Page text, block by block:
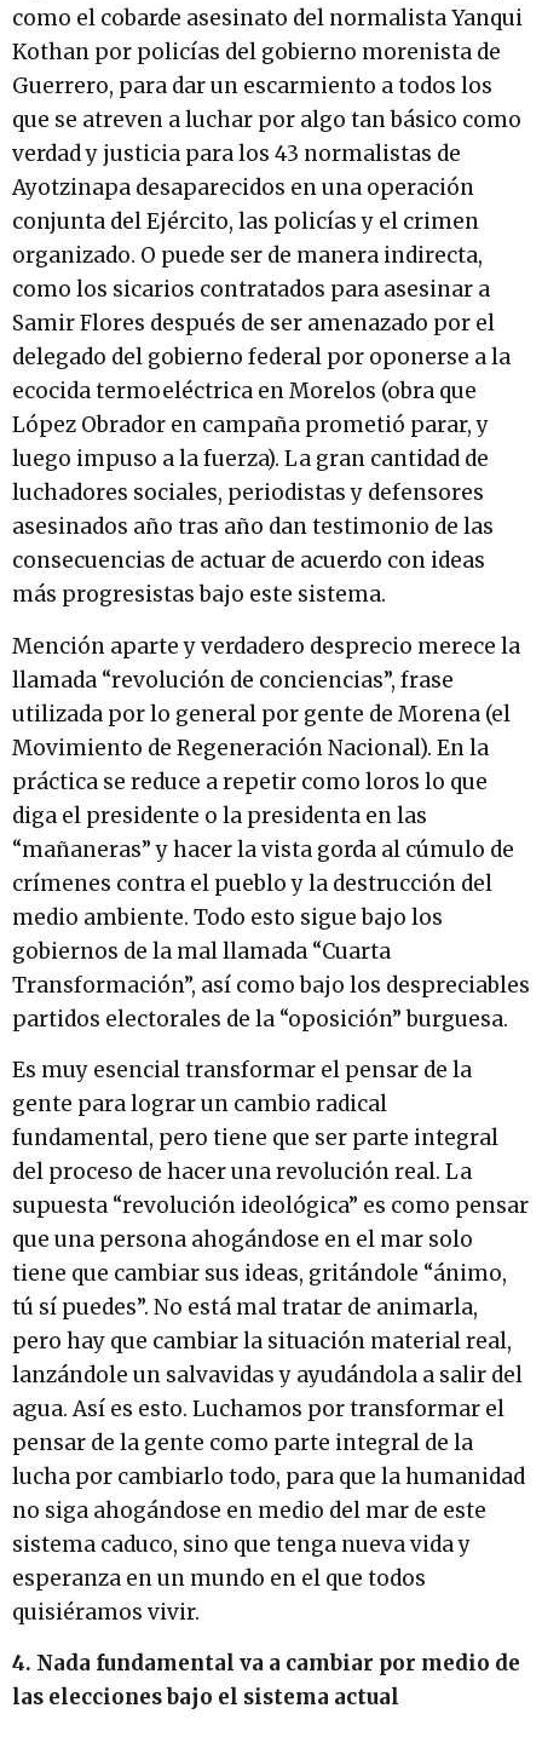
como el cobarde asesinato del normalista Yanqui
Kothan por policías del gobierno morenista de
Guerrero, para dar un escarmiento a todos los
que se atreven a luchar por algo tan básico como
verdad y justicia para los 43 normalistas de
Ayotzinapa desaparecidos en una operación
conjunta del Ejército, las policías y el crimen
organizado. O puede ser de manera indirecta,
como los sicarios contratados para asesinar a
Samir Flores después de ser amenazado por el
delegado del gobierno federal por oponerse a la
ecocida termoeléctrica en Morelos (obra que
López Obrador en campaña prometió parar, y
luego impuso a la fuerza). La gran cantidad de
luchadores sociales, periodistas y defensores
asesinados año tras año dan testimonio de las
consecuencias de actuar de acuerdo con ideas
más progresistas bajo este sistema.
Mención aparte y verdadero desprecio merece la
llamada “revolución de conciencias”, frase
utilizada por lo general por gente de Morena (el
Movimiento de Regeneración Nacional). En la
práctica se reduce a repetir como loros lo que
diga el presidente o la presidenta en las
“mañaneras” y hacer la vista gorda al cúmulo de
crímenes contra el pueblo y la destrucción del
medio ambiente. Todo esto sigue bajo los
gobiernos de la mal llamada “Cuarta
Transformación”, así como bajo los despreciables
partidos electorales de la “oposición” burguesa.
Es muy esencial transformar el pensar de la
gente para lograr un cambio radical
fundamental, pero tiene que ser parte integral
del proceso de hacer una revolución real. La
supuesta “revolución ideológica” es como pensar
que una persona ahogándose en el mar solo
tiene que cambiar sus ideas, gritándole “ánimo,
tú sí puedes”. No está mal tratar de animarla,
pero hay que cambiar la situación material real,
lanzándole un salvavidas y ayudándola a salir del
agua. Así es esto. Luchamos por transformar el
pensar de la gente como parte integral de la
lucha por cambiarlo todo, para que la humanidad
no siga ahogándose en medio del mar de este
sistema caduco, sino que tenga nueva vida y
esperanza en un mundo en el que todos
quisiéramos vivir.
4. Nada fundamental va a cambiar por medio de
las elecciones bajo el sistema actual